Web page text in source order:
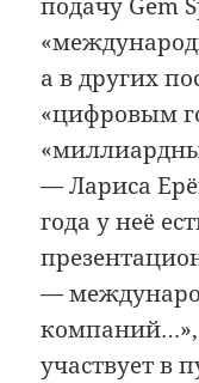
подачу Gem
а в других
«цифровым
— Лариса
года у неё
—
компаний…»,
участвует в